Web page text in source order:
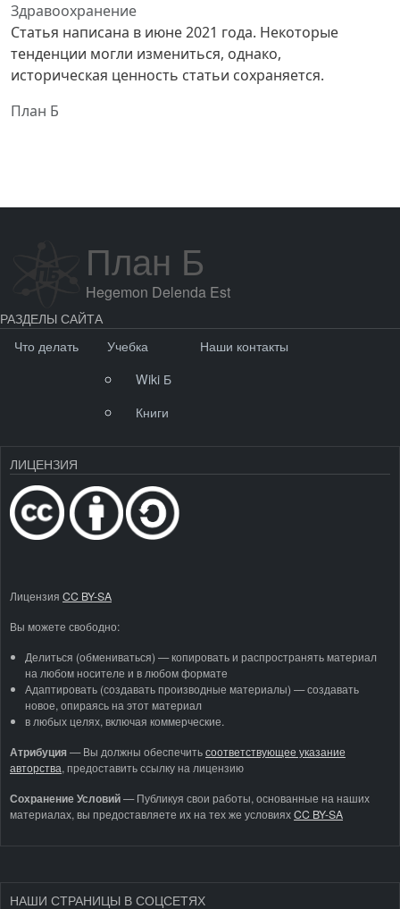
Здравоохранение
Статья написана в июне 2021 года. Некоторые
тенденции могли измениться, однако,
историческая ценность статьи сохраняется.
План Б
План Б
Hegemon Delenda Est
РАЗДЕЛЫ САЙТА
Что делать
Учебка
Wiki Б
Книги
Наши контакты
ЛИЦЕНЗИЯ
Лицензия CC BY-SA
Вы можете свободно:
Делиться (обмениваться) — копировать и распространять материал
на любом носителе и в любом формате
Адаптировать (создавать производные материалы) — создавать
новое, опираясь на этот материал
в любых целях, включая коммерческие.
Атрибуция—Вы должны обеспечитьсоответствующее указание
авторства, предоставить ссылку на лицензию
Сохранение Условий— Публикуя свои работы, основанные на наших
материалах, вы предоставляете их на тех же условияхCC BY-SA
НАШИ СТРАНИЦЫ В СОЦСЕТЯХ